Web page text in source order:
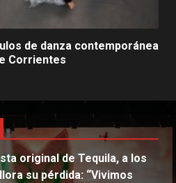
de danza contemporánea
Corrientes
original de Tequila, a los
su pérdida: “Vivimos